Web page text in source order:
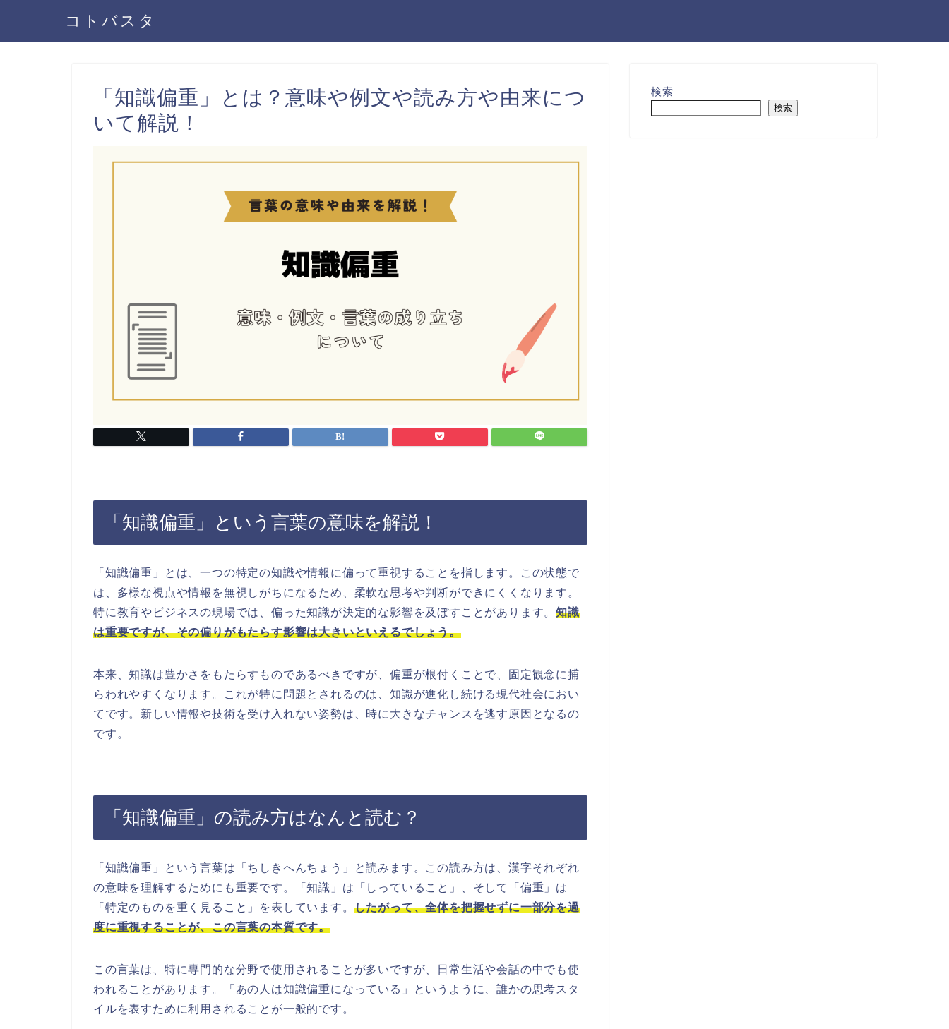
コトバスタ
「知識偏重」とは？意味や例文や読み方や由来につ
いて解説！
「知識偏重」という言葉の意味を解説！
「知識偏重」とは、一つの特定の知識や情報に偏って重視することを指します。この状態で
は、多様な視点や情報を無視しがちになるため、柔軟な思考や判断ができにくくなります。
特に教育やビジネスの現場では、偏った知識が決定的な影響を及ぼすことがあります。知識
は重要ですが、その偏りがもたらす影響は大きいといえるでしょう。
本来、知識は豊かさをもたらすものであるべきですが、偏重が根付くことで、固定観念に捕
らわれやすくなります。これが特に問題とされるのは、知識が進化し続ける現代社会におい
てです。新しい情報や技術を受け入れない姿勢は、時に大きなチャンスを逃す原因となるの
です。
「知識偏重」の読み方はなんと読む？
「知識偏重」という言葉は「ちしきへんちょう」と読みます。この読み方は、漢字それぞれ
の意味を理解するためにも重要です。「知識」は「しっていること」、そして「偏重」は
「特定のものを重く見ること」を表しています。 したがって、全体を把握せずに一部分を過
度に重視することが、この言葉の本質です。
この言葉は、特に専門的な分野で使用されることが多いですが、日常生活や会話の中でも使
われることがあります。「あの人は知識偏重になっている」というように、誰かの思考スタ
イルを表すために利用されることが一般的です。
検索
検索